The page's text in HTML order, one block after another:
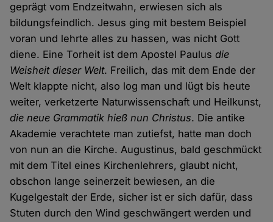
geprägt vom Endzeitwahn, erwiesen sich als
bildungsfeindlich. Jesus ging mit bestem Beispiel
voran und lehrte alles zu hassen, was nicht Gott
diene. Eine Torheit ist dem Apostel Paulusdie
Weisheit dieser Welt. Freilich, das mit dem Ende der
Welt klappte nicht, also log man und lügt bis heute
weiter, verketzerte Naturwissenschaft und Heilkunst,
die neue Grammatik hieß nun Christus. Die antike
Akademie verachtete man zutiefst, hatte man doch
von nun an die Kirche. Augustinus, bald geschmückt
mit dem Titel eines Kirchenlehrers, glaubt nicht,
obschon lange seinerzeit bewiesen, an die
Kugelgestalt der Erde, sicher ist er sich dafür, dass
Stuten durch den Wind geschwängert werden und